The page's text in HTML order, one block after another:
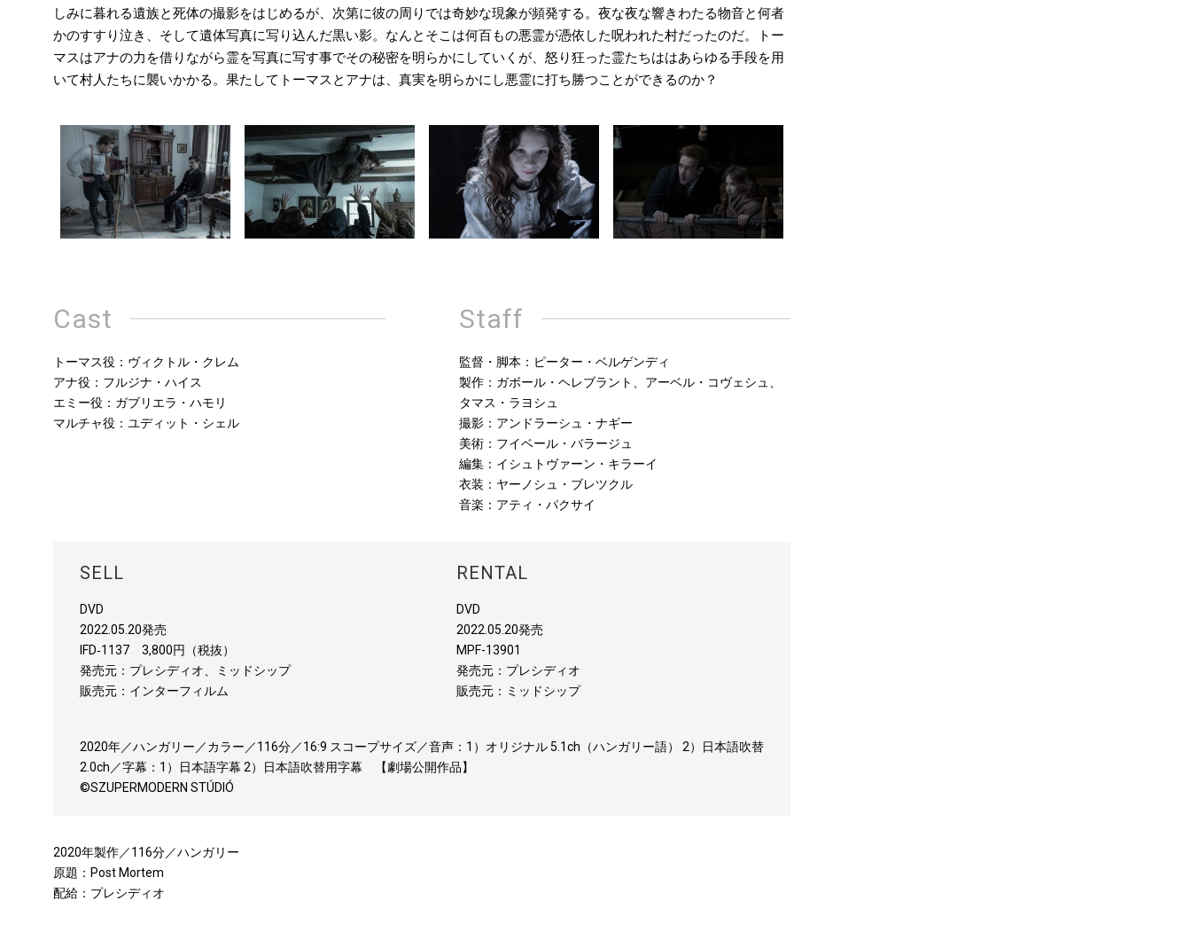
しみに暮れる遺族と死体の撮影をはじめるが、次第に彼の周りでは奇妙な現象が頻発する。夜な夜な響きわたる物音と何者
かのすすり泣き、そして遺体写真に写り込んだ黒い影。なんとそこは何百もの悪霊が憑依した呪われた村だったのだ。トー
マスはアナの力を借りながら霊を写真に写す事でその秘密を明らかにしていくが、怒り狂った霊たちははあらゆる手段を用
いて村人たちに襲いかかる。果たしてトーマスとアナは、真実を明らかにし悪霊に打ち勝つことができるのか？
Cast
トーマス役：ヴィクトル・クレム
アナ役：フルジナ・ハイス
エミー役：ガブリエラ・ハモリ
マルチャ役：ユディット・シェル
Staff
監督・脚本：ピーター・ベルゲンディ
製作：ガボール・ヘレブラント、アーベル・コヴェシュ、
タマス・ラヨシュ
撮影：アンドラーシュ・ナギー
美術：フイベール・バラージュ
編集：イシュトヴァーン・キラーイ
衣装：ヤーノシュ・ブレツクル
音楽：アティ・パクサイ
SELL
DVD
2022.05.20発売
IFD‐1137 3,800円（税抜）
発売元：プレシディオ、ミッドシップ
販売元：インターフィルム
RENTAL
DVD
2022.05.20発売
MPF-13901
発売元：プレシディオ
販売元：ミッドシップ
2020年／ハンガリー／カラー／116分／16:9 スコープサイズ／音声：1）オリジナル 5.1ch（ハンガリー語） 2）日本語吹替
2.0ch／字幕：1）日本語字幕 2）日本語吹替用字幕 【劇場公開作品】
©SZUPERMODERN STÚDIÓ
2020年製作／116分／ハンガリー
原題：Post Mortem
配給：プレシディオ